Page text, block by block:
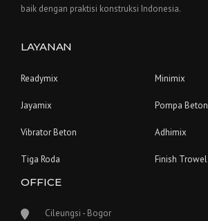
baik dengan praktisi konstruksi Indonesia.
LAYANAN
Readymix Minimix
Jayamix Pompa Beton
Vibrator Beton Adhimix
Tiga Roda Finish Trowel
OFFICE
Cileungsi - Bogor